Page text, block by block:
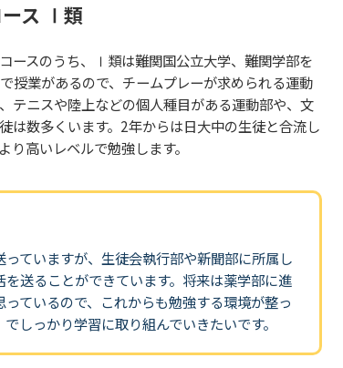
ース Ⅰ類
ースのうち、Ⅰ類は難関国公立大学、難関学部を
授業があるので、チームプレーが求められる運動
テニスや陸上などの個人種目がある運動部や、文
は数多くいます。2年からは日大中の生徒と合流し
高いレベルで勉強します。
ていますが、生徒会執行部や新聞部に所属し
送ることができています。将来は薬学部に進
ているので、これからも勉強する環境が整っ
しっかり学習に取り組んでいきたいです。